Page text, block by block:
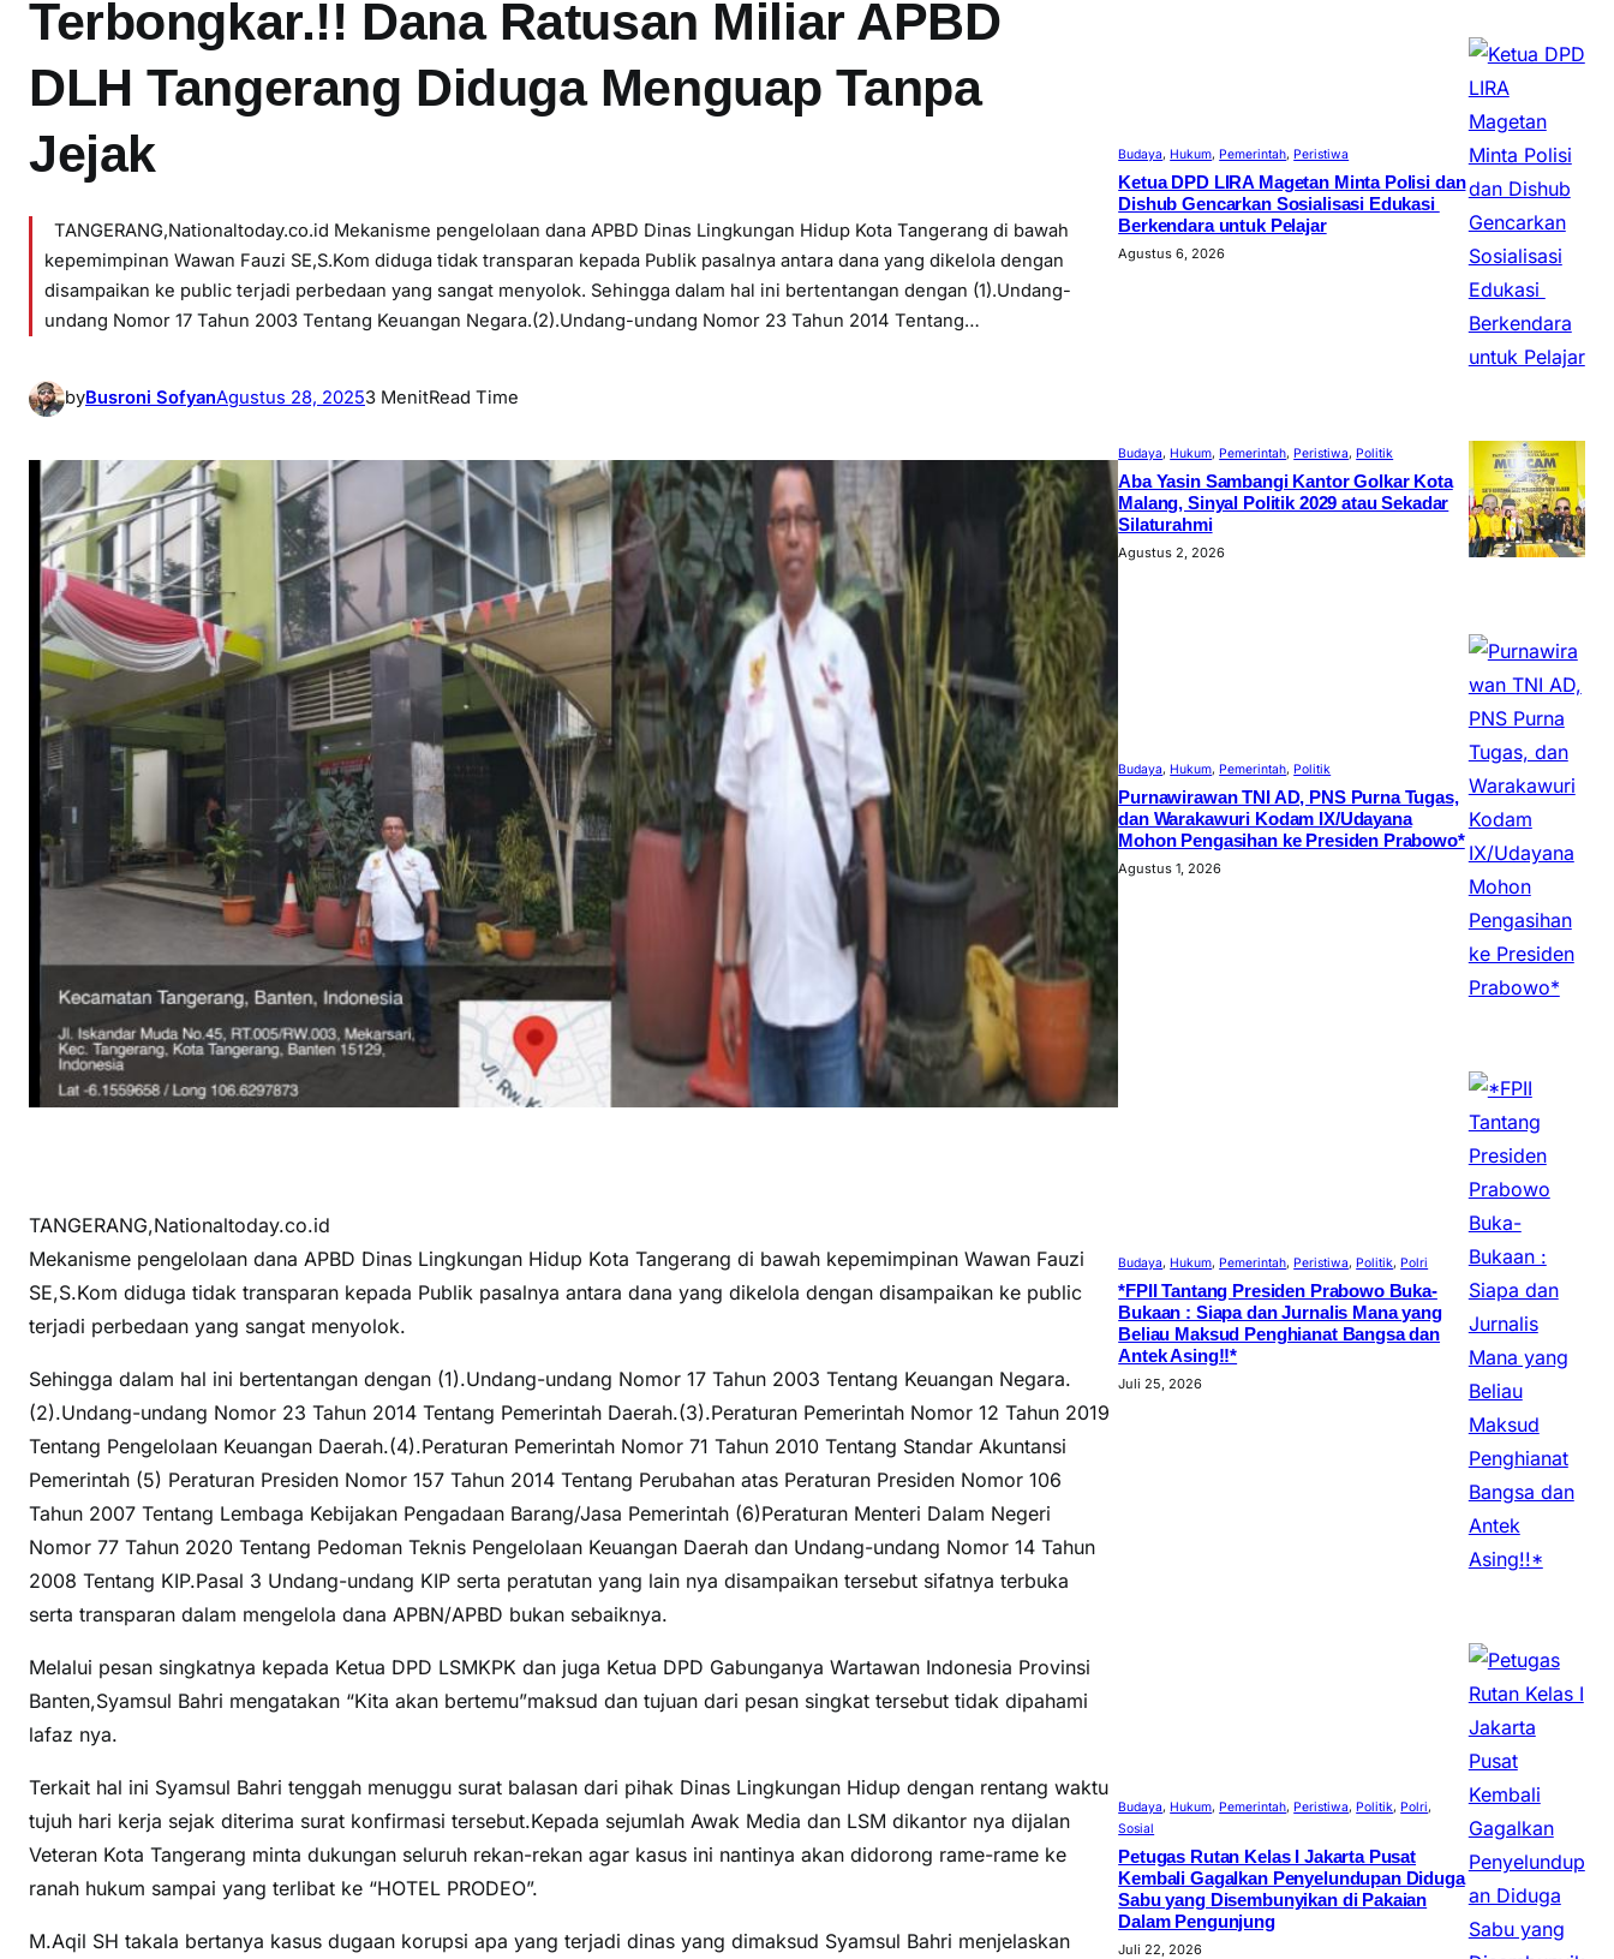
​Terbongkar.!! Dana Ratusan Miliar APBD
DLH Tangerang Diduga Menguap Tanpa
Jejak
TANGERANG,Nationaltoday.co.id Mekanisme pengelolaan dana APBD Dinas Lingkungan Hidup Kota Tangerang di bawah
kepemimpinan Wawan Fauzi SE,S.Kom diduga tidak transparan kepada Publik pasalnya antara dana yang dikelola dengan
disampaikan ke public terjadi perbedaan yang sangat menyolok. Sehingga dalam hal ini bertentangan dengan (1).Undang-
undang Nomor 17 Tahun 2003 Tentang Keuangan Negara.(2).Undang-undang Nomor 23 Tahun 2014 Tentang…
byBusroni SofyanAgustus 28, 20253 MenitRead Time
TANGERANG,Nationaltoday.co.id
Mekanisme pengelolaan dana APBD Dinas Lingkungan Hidup Kota Tangerang di bawah kepemimpinan Wawan Fauzi
SE,S.Kom diduga tidak transparan kepada Publik pasalnya antara dana yang dikelola dengan disampaikan ke public
terjadi perbedaan yang sangat menyolok.
Sehingga dalam hal ini bertentangan dengan (1).Undang-undang Nomor 17 Tahun 2003 Tentang Keuangan Negara.
(2).Undang-undang Nomor 23 Tahun 2014 Tentang Pemerintah Daerah.(3).Peraturan Pemerintah Nomor 12 Tahun 2019
Tentang Pengelolaan Keuangan Daerah.(4).Peraturan Pemerintah Nomor 71 Tahun 2010 Tentang Standar Akuntansi
Pemerintah (5) Peraturan Presiden Nomor 157 Tahun 2014 Tentang Perubahan atas Peraturan Presiden Nomor 106
Tahun 2007 Tentang Lembaga Kebijakan Pengadaan Barang/Jasa Pemerintah (6)Peraturan Menteri Dalam Negeri
Nomor 77 Tahun 2020 Tentang Pedoman Teknis Pengelolaan Keuangan Daerah dan Undang-undang Nomor 14 Tahun
2008 Tentang KIP.Pasal 3 Undang-undang KIP serta peratutan yang lain nya disampaikan tersebut sifatnya terbuka
serta transparan dalam mengelola dana APBN/APBD bukan sebaiknya.
Melalui pesan singkatnya kepada Ketua DPD LSMKPK dan juga Ketua DPD Gabunganya Wartawan Indonesia Provinsi
Banten,Syamsul Bahri mengatakan “Kita akan bertemu”maksud dan tujuan dari pesan singkat tersebut tidak dipahami
lafaz nya.
Terkait hal ini Syamsul Bahri tenggah menuggu surat balasan dari pihak Dinas Lingkungan Hidup dengan rentang waktu
tujuh hari kerja sejak diterima surat konfirmasi tersebut.Kepada sejumlah Awak Media dan LSM dikantor nya dijalan
Veteran Kota Tangerang minta dukungan seluruh rekan-rekan agar kasus ini nantinya akan didorong rame-rame ke
ranah hukum sampai yang terlibat ke “HOTEL PRODEO”.
M.Aqil SH takala bertanya kasus dugaan korupsi apa yang terjadi dinas yang dimaksud Syamsul Bahri menjelaskan
Budaya, Hukum, Pemerintah, Peristiwa
Ketua DPD LIRA Magetan Minta Polisi dan
Dishub Gencarkan Sosialisasi Edukasi
Berkendara untuk Pelajar
Agustus 6, 2026
Budaya, Hukum, Pemerintah, Peristiwa, Politik
Aba Yasin Sambangi Kantor Golkar Kota
Malang, Sinyal Politik 2029 atau Sekadar
Silaturahmi
Agustus 2, 2026
Budaya, Hukum, Pemerintah, Politik
Purnawirawan TNI AD, PNS Purna Tugas,
dan Warakawuri Kodam IX/Udayana
Mohon Pengasihan ke Presiden Prabowo*
Agustus 1, 2026
Budaya, Hukum, Pemerintah, Peristiwa, Politik, Polri
*FPII Tantang Presiden Prabowo Buka-
Bukaan : Siapa dan Jurnalis Mana yang
Beliau Maksud Penghianat Bangsa dan
Antek Asing!!*
Juli 25, 2026
Budaya, Hukum, Pemerintah, Peristiwa, Politik, Polri
Sosial
Petugas Rutan Kelas I Jakarta Pusat
Kembali Gagalkan Penyelundupan Diduga
Sabu yang Disembunyikan di Pakaian
Dalam Pengunjung
Juli 22, 2026